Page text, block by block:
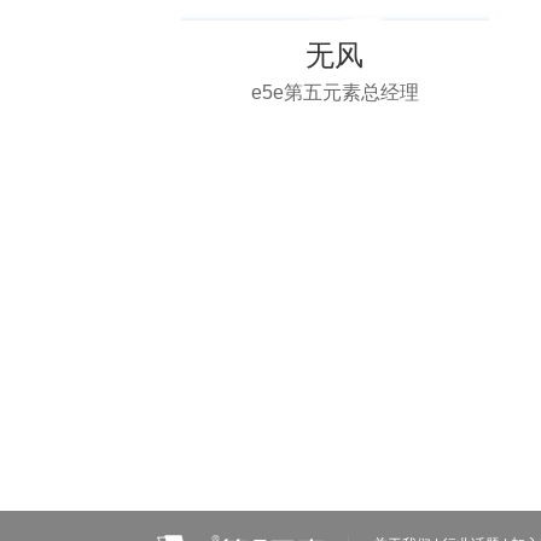
无风
e5e第五元素总经理